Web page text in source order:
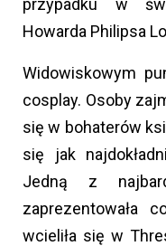
przypadku w
Howarda Philipsa
Widowiskowym
cosplay. Osoby
się w bohaterów
się jak
Jedną z
zaprezentowała
wcieliła się w